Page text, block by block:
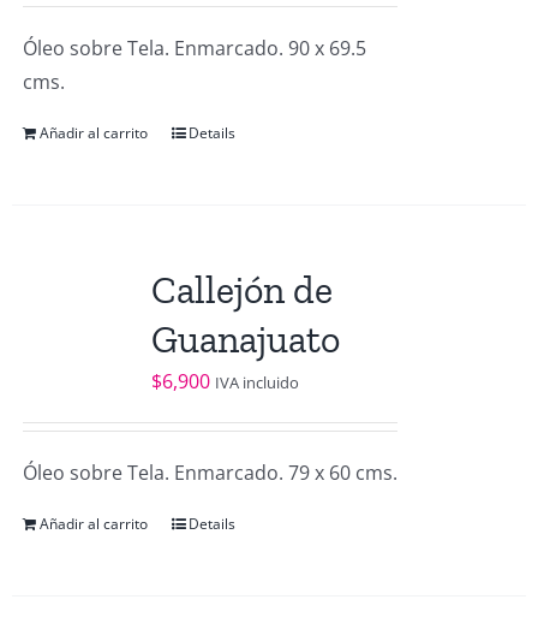
Óleo sobre Tela. Enmarcado. 90 x 69.5
cms.
Añadir al carrito Details
Callejón de
Guanajuato
$6,900 IVA incluido
Óleo sobre Tela. Enmarcado. 79 x 60 cms.
Añadir al carrito Details